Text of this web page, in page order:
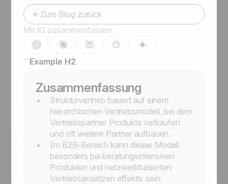
Zum Blog zurück
Mit KI zusammenfassen:
Example H2
Zusammenfassung
Strukturvertrieb basiert auf einem
hierarchischen Vertriebsmodell, bei dem
Vertriebspartner Produkte verkaufen
und oft weitere Partner aufbauen.
Im B2B-Bereich kann dieses Modell
besonders bei beratungsintensiven
Produkten und netzwerkbasierten
Vertriebsansätzen effektiv sein.